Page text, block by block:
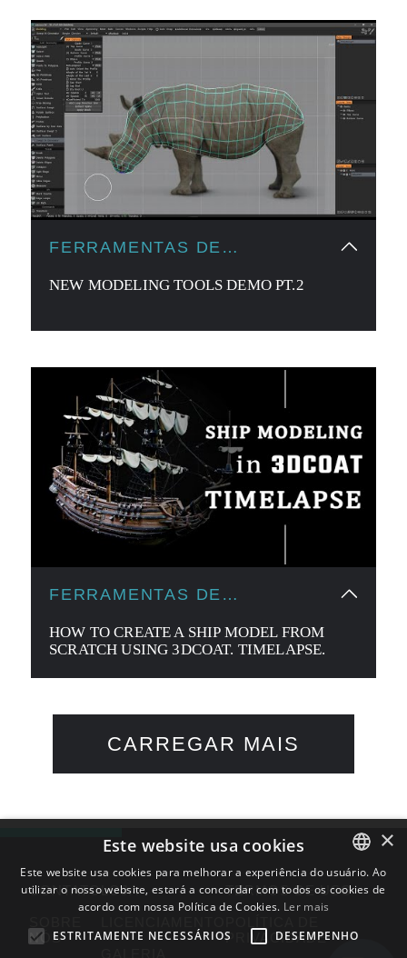
FERRAMENTAS DE
NEW MODELING TOOLS DEMO PT.2
FERRAMENTAS DE
HOW TO CREATE A SHIP MODEL FROM
SCRATCH USING 3DCOAT. TIMELAPSE.
CARREGAR MAIS
CONTATO
NÓS
LOJA TERMOS DE USO
PRIVACIDADE
ENGLISH
×
Este website usa cookies
Este website usa cookies para melhorar a experiência do usuário. Ao
utilizar o nosso website, estará a concordar com todos os cookies de
acordo com nossa Política de Cookies. Ler mais
ESTRITAMENTE NECESSÁRIOS
DESEMPENHO